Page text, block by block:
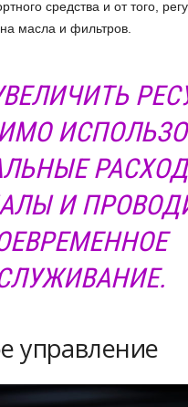
средства и от того,
масла и фильтров.
И
управление